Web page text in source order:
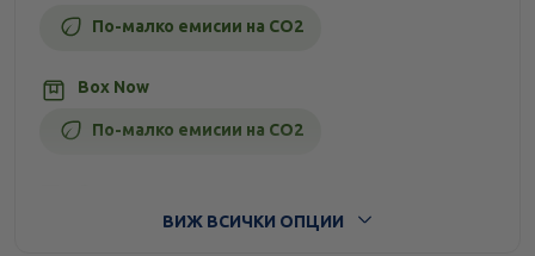
По-малко емисии на CO2
Box Now
По-малко емисии на CO2
ВИЖ ВСИЧКИ ОПЦИИ